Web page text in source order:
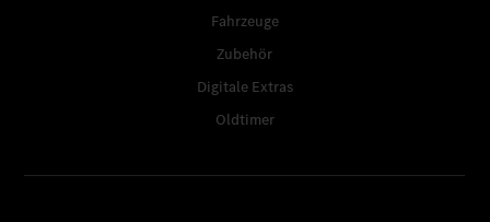
Fahrzeuge
Zubehör
Digitale Extras
Oldtimer